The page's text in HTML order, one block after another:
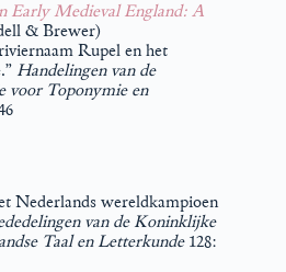
Early Medieval England: A
& Brewer)
Rupel en het
Handelingen van de
voor Toponymie en
Nederlands wereldkampioen
van de Koninklijke
Taal en Letterkunde128: